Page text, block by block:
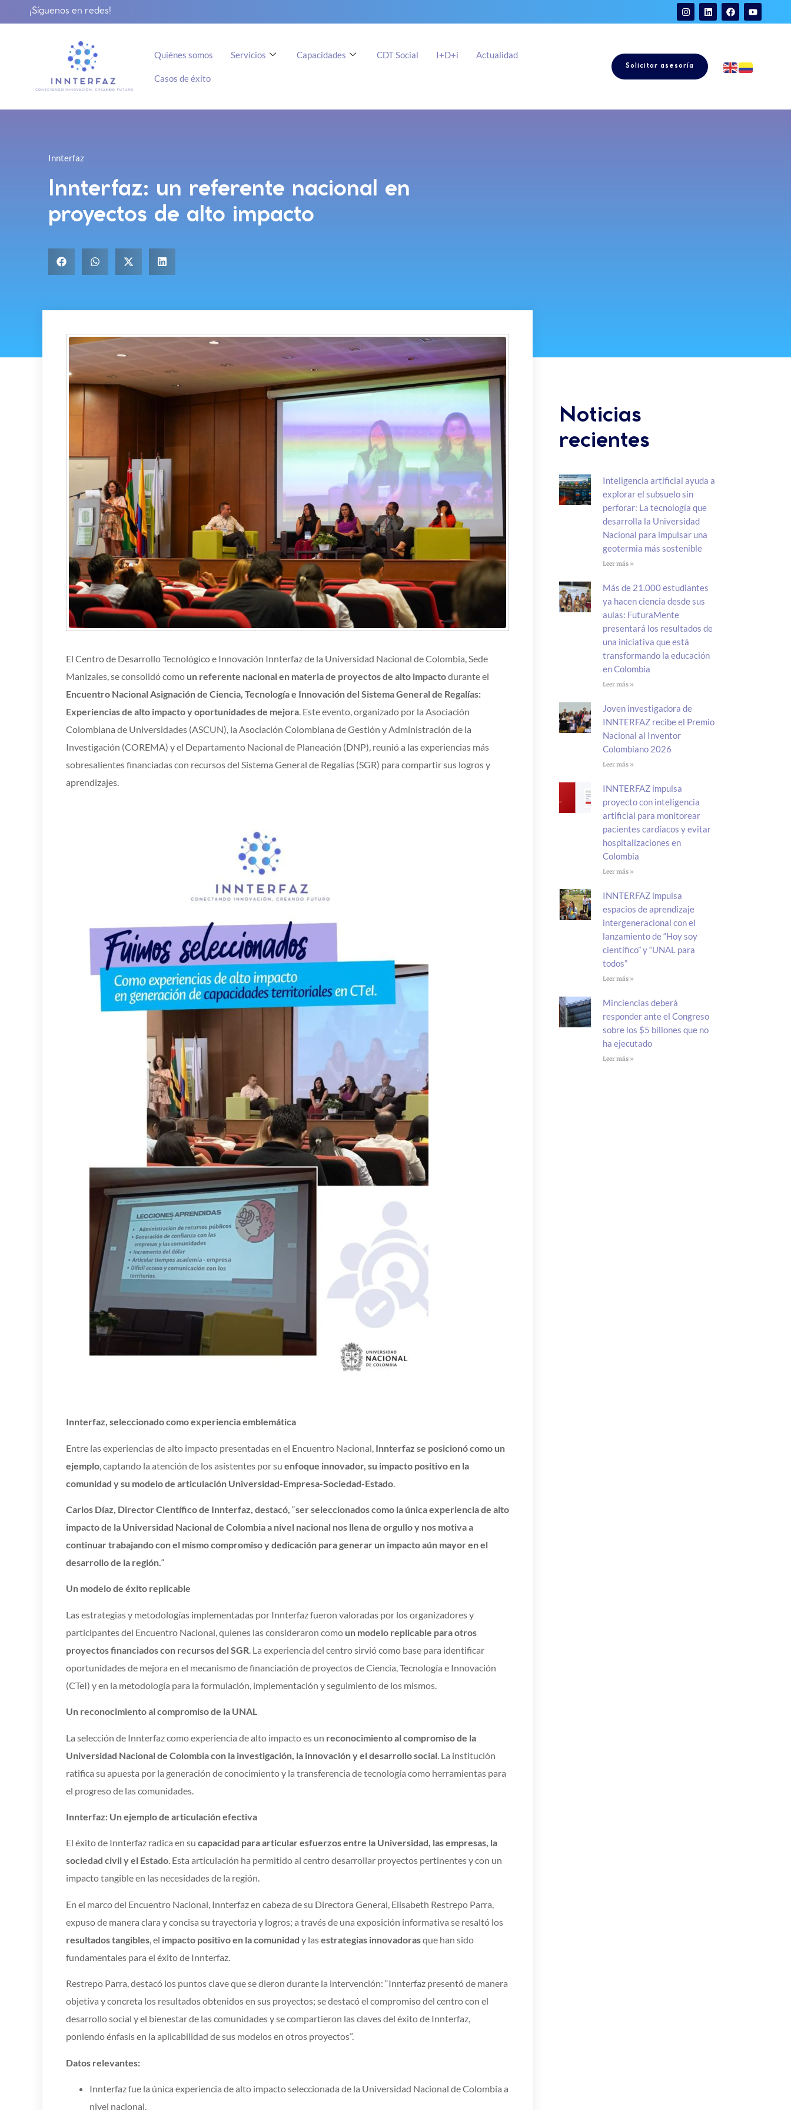
¡Síguenos en redes!
Quiénes somos Servicios Capacidades CDT Social I+D+i Actualidad
Casos de éxito
Solicitar asesoría
Innterfaz
Innterfaz: un referente nacional en
proyectos de alto impacto
El Centro de Desarrollo Tecnológico e Innovación Innterfaz de la Universidad Nacional de Colombia, Sede
Manizales, se consolidó como un referente nacional en materia de proyectos de alto impactodurante el
Encuentro Nacional Asignación de Ciencia, Tecnología e Innovación del Sistema General de Regalías:
Experiencias de alto impacto y oportunidades de mejora. Este evento, organizado por la Asociación
Colombiana de Universidades (ASCUN), la Asociación Colombiana de Gestión y Administración de la
Investigación (COREMA) y el Departamento Nacional de Planeación (DNP), reunió a las experiencias más
sobresalientes financiadas con recursos del Sistema General de Regalías (SGR) para compartir sus logros y
aprendizajes.
Innterfaz, seleccionado como experiencia emblemática
Entre las experiencias de alto impacto presentadas en el Encuentro Nacional, Innterfaz se posicionó como un
ejemplo , captando la atención de los asistentes por su enfoque innovador, su impacto positivo en la
comunidad y su modelo de articulación Universidad-Empresa-Sociedad-Estado
Carlos Díaz, Director Científico de Innterfaz, destacó, “ser seleccionados como la única experiencia de alto
impacto de la Universidad Nacional de Colombia a nivel nacional nos llena de orgullo y nos motiva a
continuar trabajando con el mismo compromiso y dedicación para generar un impacto aún mayor en el
desarrollo de la región.“
Un modelo de éxito replicable
Las estrategias y metodologías implementadas por Innterfaz fueron valoradas por los organizadores y
participantes del Encuentro Nacional, quienes las consideraron como un modelo replicable para otros
proyectos financiados con recursos del SGR. La experiencia del centro sirvió como base para identificar
oportunidades de mejora en el mecanismo de financiación de proyectos de Ciencia, Tecnología e Innovación
(CTeI) y en la metodología para la formulación, implementación y seguimiento de los mismos.
Un reconocimiento al compromiso de la UNAL
La selección de Innterfaz como experiencia de alto impacto es un reconocimiento al compromiso de la
Universidad Nacional de Colombia con la investigación, la innovación y el desarrollo social . La institución
ratifica su apuesta por la generación de conocimiento y la transferencia de tecnología como herramientas para
el progreso de las comunidades.
Innterfaz: Un ejemplo de articulación efectiva
El éxito de Innterfaz radica en su capacidad para articular esfuerzos entre la Universidad, las empresas, la
sociedad civil y el Estado. Esta articulación ha permitido al centro desarrollar proyectos pertinentes y con un
impacto tangible en las necesidades de la región.
En el marco del Encuentro Nacional, Innterfaz en cabeza de su Directora General, Elisabeth Restrepo Parra,
expuso de manera clara y concisa su trayectoria y logros; a través de una exposición informativa se resaltó los
resultados tangibles , el impacto positivo en la comunidad y lasestrategias innovadorasque han sido
fundamentales para el éxito de Innterfaz.
Restrepo Parra, destacó los puntos clave que se dieron durante la intervención: “Innterfaz presentó de manera
objetiva y concreta los resultados obtenidos en sus proyectos; se destacó el compromiso del centro con el
desarrollo social y el bienestar de las comunidades y se compartieron las claves del éxito de Innterfaz,
poniendo énfasis en la aplicabilidad de sus modelos en otros proyectos”.
Datos relevantes:
Innterfaz fue la única experiencia de alto impacto seleccionada de la Universidad Nacional de Colombia a
nivel nacional.
Noticias
recientes
Inteligencia artificial ayuda a
explorar el subsuelo sin
perforar: La tecnología que
desarrolla la Universidad
Nacional para impulsar una
geotermia más sostenible
Leer más »
Más de 21.000 estudiantes
ya hacen ciencia desde sus
aulas: FuturaMente
presentará los resultados de
una iniciativa que está
transformando la educación
en Colombia
Leer más »
Joven investigadora de
INNTERFAZ recibe el Premio
Nacional al Inventor
Colombiano 2026
Leer más »
INNTERFAZ impulsa
proyecto con inteligencia
artificial para monitorear
pacientes cardíacos y evitar
hospitalizaciones en
Colombia
Leer más »
INNTERFAZ impulsa
espacios de aprendizaje
intergeneracional con el
lanzamiento de “Hoy soy
científico” y “UNAL para
todos”
Leer más »
Minciencias deberá
responder ante el Congreso
sobre los $5 billones que no
ha ejecutado
Leer más »